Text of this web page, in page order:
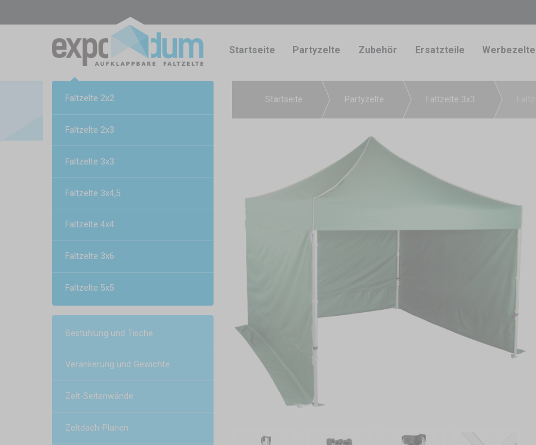
Startseite Partyzelte Zubehör Ersatzteile Werbezelte
Faltzelte 2x2
Faltzelte 2x3
Faltzelte 3x3
Faltzelte 3x4,5
Faltzelte 4x4
Faltzelte 3x6
Faltzelte 5x5
Bestuhlung und Tische
Verankerung und Gewichte
Zelt-Seitenwände
Zeltdach-Planen
Startseite Partyzelte Faltzelte 3x3